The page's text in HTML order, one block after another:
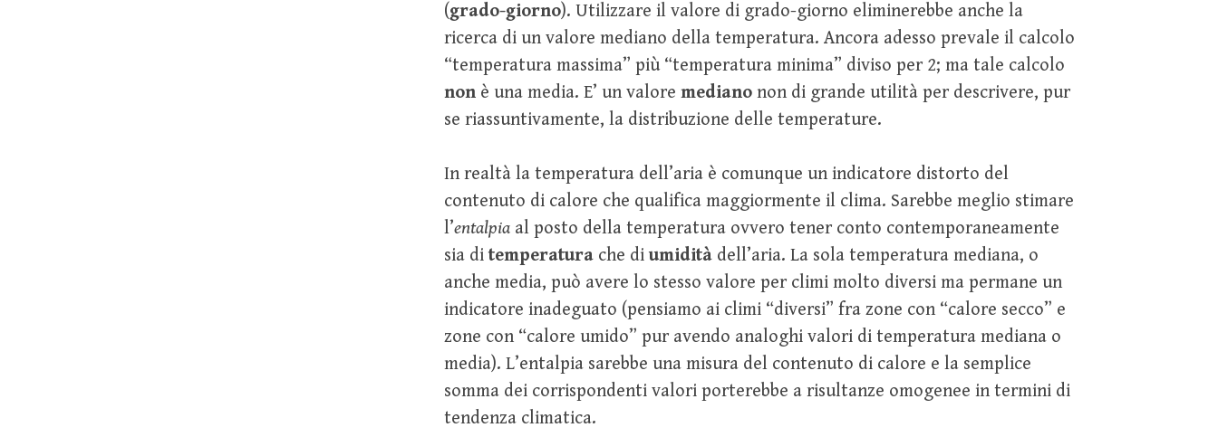
(grado-giorno). Utilizzare il valore di grado-giorno eliminerebbe anche la
ricerca di un valore mediano della temperatura. Ancora adesso prevale il calcolo
“temperatura massima” più “temperatura minima” diviso per 2; ma tale calcolo
non è una media. E’ un valore medianonon di grande utilità per descrivere, pur
se riassuntivamente, la distribuzione delle temperature.
In realtà la temperatura dell’aria è comunque un indicatore distorto del
contenuto di calore che qualifica maggiormente il clima. Sarebbe meglio stimare
l’entalpiaal posto della temperatura ovvero tener conto contemporaneamente
sia ditemperaturache diumiditàdell’aria. La sola temperatura mediana, o
anche media, può avere lo stesso valore per climi molto diversi ma permane un
indicatore inadeguato (pensiamo ai climi “diversi” fra zone con “calore secco” e
zone con “calore umido” pur avendo analoghi valori di temperatura mediana o
media). L’entalpia sarebbe una misura del contenuto di calore e la semplice
somma dei corrispondenti valori porterebbe a risultanze omogenee in termini di
tendenza climatica.